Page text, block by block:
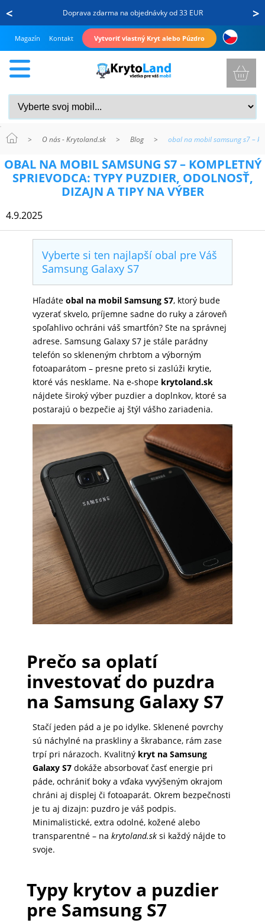
< >
Doprava zdarma na objednávky od 33 EUR
Magazín Kontakt Vytvoriť vlastný Kryt alebo Púzdro
A
MOBIL
NABÍJANIE
PRODUKTY
PRÍSLUŠENSTVO
PRÍSLUŠENSTVO
TABLETY
NOTEBOOK
GAMING
AUTOPRÍSLUŠENSTVO
DOMÁCNOSŤ
POPSOCKETY
SMART
HODINKY
OBAL NA MOBIL SAMSUNG S7 – KOMPLETNÝ
SPRIEVODCA: TYPY PUZDIER, ODOLNOSŤ,
DIZAJN A TIPY NA VÝBER
4.9.2025
Vyberte si ten najlapší obal pre Váš
Samsung Galaxy S7
Hľadáte obal na mobil Samsung S7, ktorý bude
vyzerať skvelo, príjemne sadne do ruky a zároveň
spoľahlivo ochráni váš smartfón? Ste na správnej
adrese. Samsung Galaxy S7 je stále parádny
telefón so skleneným chrbtom a výborným
fotoaparátom – presne preto si zaslúži krytie,
ktoré vás nesklame. Na e-shope krytoland.sk
nájdete široký výber puzdier a doplnkov, ktoré sa
postarajú o bezpečie aj štýl vášho zariadenia.
Prečo sa oplatí
investovať do puzdra
na Samsung Galaxy S7
Stačí jeden pád a je po idylke. Sklenené povrchy
sú náchylné na praskliny a škrabance, rám zase
trpí pri nárazoch. Kvalitný kryt na Samsung
Galaxy S7dokáže absorbovať časť energie pri
páde, ochrániť boky a vďaka vyvýšeným okrajom
chráni aj displej či fotoaparát. Okrem bezpečnosti
je tu aj dizajn: puzdro je váš podpis.
Minimalistické, extra odolné, kožené alebo
transparentné – na krytoland.sksi každý nájde to
svoje.
Typy krytov a puzdier
pre Samsung S7
> O nás - Krytoland.sk > Blog > obal na mobil samsung s7 –